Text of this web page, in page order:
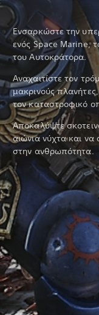
Ενσαρκώστε την
ενός Space Marine,
του Αυτοκράτορα.
Αναχαιτίστε τον
μακρινούς
τον καταστροφικό
Αποκαλύψτε
αιώνια νύχτα και να
στην ανθρωπότητα.